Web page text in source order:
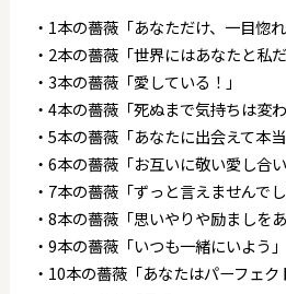
・1本の薔薇「あなただけ、一目惚れ
・2本の薔薇「世界にはあなたと私だ
・3本の薔薇「愛している！」
・4本の薔薇「死ぬまで気持ちは変わ
・5本の薔薇「あなたに出会えて本
・6本の薔薇「お互いに敬い愛し合
・7本の薔薇「ずっと言えませんで
・8本の薔薇「思いやりや励ましを
・9本の薔薇「いつも一緒にいよう」
・10本の薔薇「あなたはパーフェク